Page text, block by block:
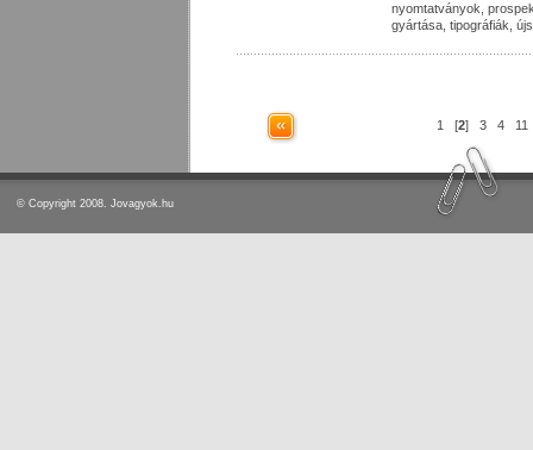
nyomtatványok,
gyártása, tipográfiák,
1 [2]3 4 11
© Copyright 2008. Jovagyok.hu